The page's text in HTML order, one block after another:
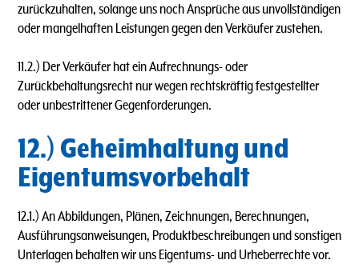
zurückzuhalten, solange uns noch Ansprüche aus unvollständigen
oder mangelhaften Leistungen gegen den Verkäufer zustehen.
11.2.) Der Verkäufer hat ein Aufrechnungs- oder
Zurückbehaltungsrecht nur wegen rechtskräftig festgestellter
oder unbestrittener Gegenforderungen.
12.) Geheimhaltung und
Eigentumsvorbehalt
12.1.) An Abbildungen, Plänen, Zeichnungen, Berechnungen,
Ausführungsanweisungen, Produktbeschreibungen und sonstigen
Unterlagen behalten wir uns Eigentums- und Urheberrechte vor.